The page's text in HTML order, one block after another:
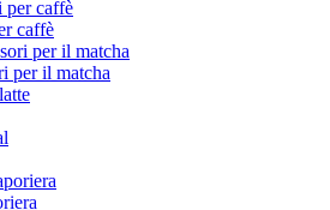
caffè
per il matcha